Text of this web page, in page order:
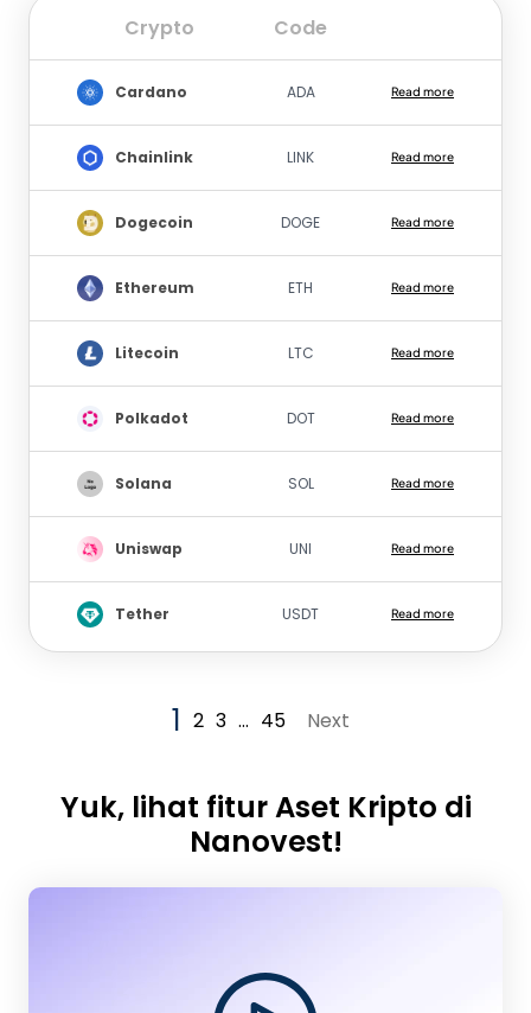
Crypto Code
Cardano ADA Read more
Chainlink LINK Read more
Dogecoin DOGE Read more
Ethereum ETH Read more
Litecoin LTC Read more
Polkadot DOT Read more
Solana SOL Read more
Uniswap UNI Read more
Tether USDT Read more
1 2 3 … 45 Next
Yuk, lihat fitur Aset Kripto di
Nanovest!